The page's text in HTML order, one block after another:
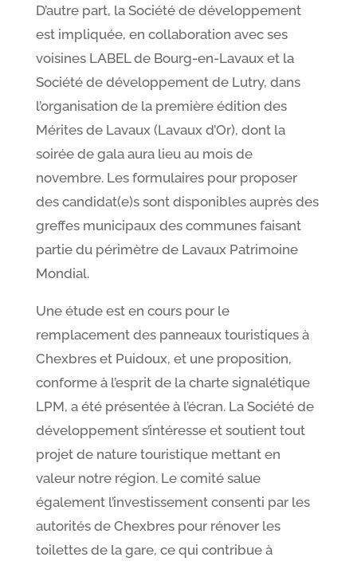
D’autre part, la Société de développement
est impliquée, en collaboration avec ses
voisines LABEL de Bourg-en-Lavaux et la
Société de développement de Lutry, dans
l’organisation de la première édition des
Mérites de Lavaux (Lavaux d’Or), dont la
soirée de gala aura lieu au mois de
novembre. Les formulaires pour proposer
des candidat(e)s sont disponibles auprès des
greffes municipaux des communes faisant
partie du périmètre de Lavaux Patrimoine
Mondial.
Une étude est en cours pour le
remplacement des panneaux touristiques à
Chexbres et Puidoux, et une proposition,
conforme à l’esprit de la charte signalétique
LPM, a été présentée à l’écran. La Société de
développement s’intéresse et soutient tout
projet de nature touristique mettant en
valeur notre région. Le comité salue
également l’investissement consenti par les
autorités de Chexbres pour rénover les
toilettes de la gare, ce qui contribue à